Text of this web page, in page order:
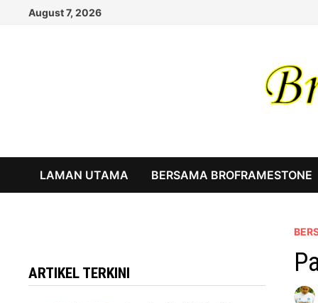
August 7, 2026
LAMAN UTAMA BERSAMA BROFRAMESTONE
ARTIKEL TERKINI